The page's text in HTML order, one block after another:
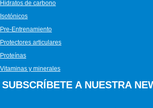
Hidratos de carbono
Isotónicos
Pre-Entrenamiento
Protectores articulares
Proteínas
Vitaminas y minerales
SUBSCRÍBETE A NUESTRA